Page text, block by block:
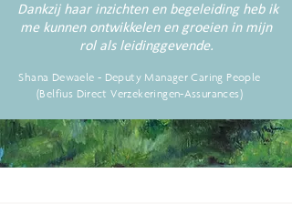
Dankzij haar inzichten en begeleiding heb ik
me kunnen ontwikkelen en groeien in mijn
rol als leidinggevende.
Shana Dewaele - Deputy Manager Caring People
(Belfius Direct Verzekeringen-Assurances)